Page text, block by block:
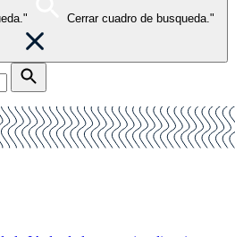
Cerrar cuadro de busqueda."